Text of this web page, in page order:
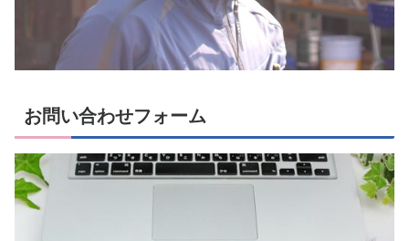
お問い合わせフォーム